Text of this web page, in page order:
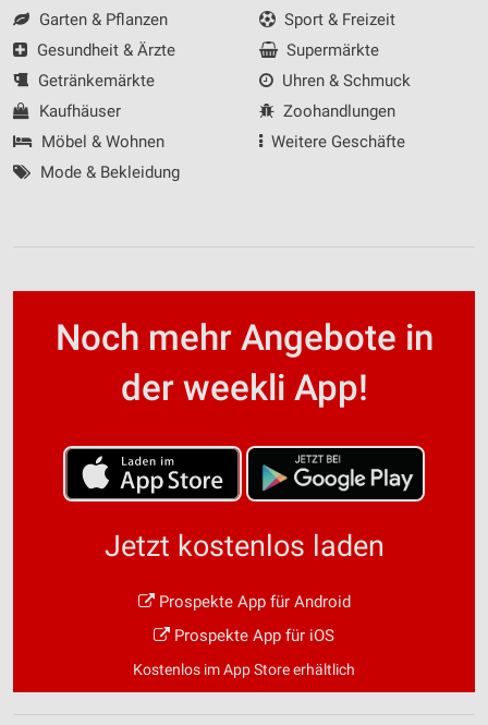
Garten & Pflanzen
Gesundheit & Ärzte
Getränkemärkte
Kaufhäuser
Möbel & Wohnen
Mode & Bekleidung
Sport & Freizeit
Supermärkte
Uhren & Schmuck
Zoohandlungen
Weitere Geschäfte
Noch mehr Angebote in
der weekli App!
Jetzt kostenlos laden
Prospekte App für Android
Prospekte App für iOS
Kostenlos im App Store erhältlich